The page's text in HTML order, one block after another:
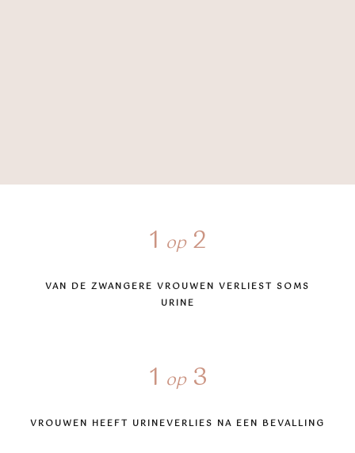
1 op2
VAN DE ZWANGERE VROUWEN VERLIEST SOMS
URINE
1 op3
VROUWEN HEEFT URINEVERLIES NA EEN BEVALLING